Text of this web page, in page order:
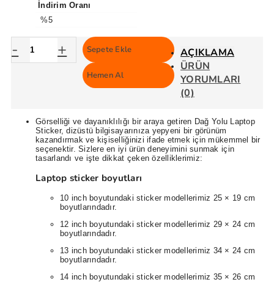
İndirim Oranı
%5
- + Sepete Ekle
Hemen Al
AÇIKLAMA
ÜRÜN
YORUMLARI
(0)
Görselliği ve dayanıklılığı bir araya getiren Dağ Yolu Laptop
Sticker, dizüstü bilgisayarınıza yepyeni bir görünüm
kazandırmak ve kişiselliğinizi ifade etmek için mükemmel bir
seçenektir. Sizlere en iyi ürün deneyimini sunmak için
tasarlandı ve işte dikkat çeken özelliklerimiz:
Laptop sticker boyutları
10 inch boyutundaki sticker modellerimiz 25 × 19 cm
boyutlarındadır.
12 inch boyutundaki sticker modellerimiz 29 × 24 cm
boyutlarındadır.
13 inch boyutundaki sticker modellerimiz 34 × 24 cm
boyutlarındadır.
14 inch boyutundaki sticker modellerimiz 35 × 26 cm